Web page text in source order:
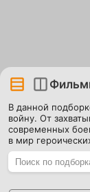
В данной
войну. От
современных
в мир